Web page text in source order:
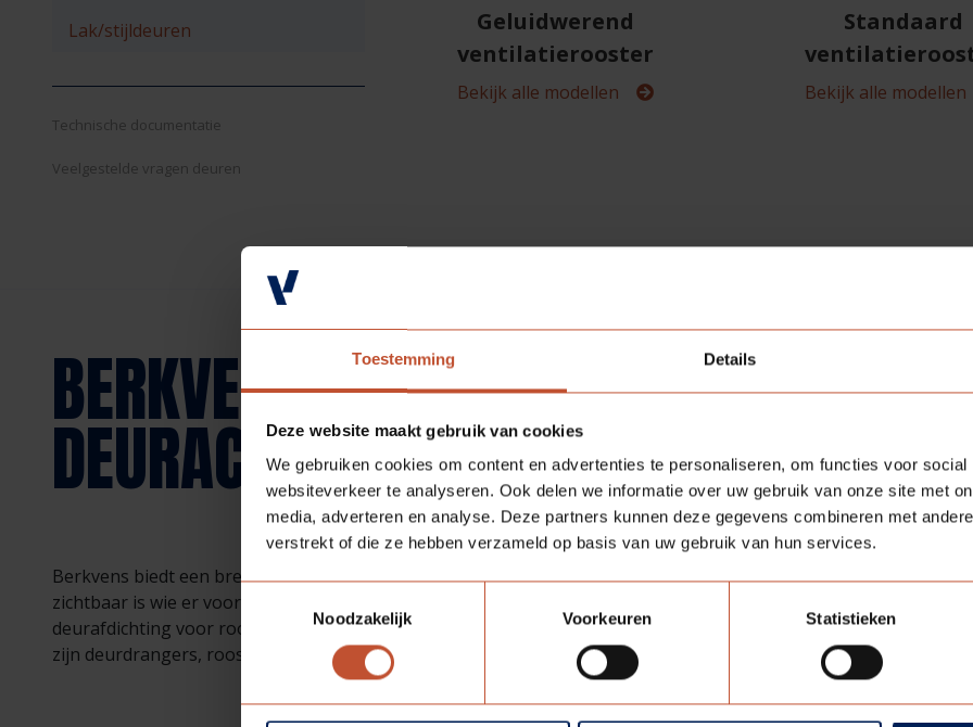
Toestemming Details
Deze website maakt gebruik van cookies
We gebruiken cookies om content en advertenties te personaliseren, om functies voor
websiteverkeer te analyseren. Ook delen we informatie over uw gebruik van onze site met
media, adverteren en analyse. Deze partners kunnen deze gegevens combineren met
verstrekt of die ze hebben verzameld op basis van uw gebruik van hun services.
Noodzakelijk
Voorkeuren Statistieken
Lak/stijldeuren
Technische documentatie
Veelgestelde vragen deuren
Geluidwerend
ventilatierooster
Bekijk alle modellen
Standaard
Bekijk alle modellen
BERKVENS BIEDT BREED
DEURACCESSOIRES
Berkvens biedt een breed aanbod van diverse deuraccessoires voor de woningbouw als utiliteitsbouw.
zichtbaar is wie er voor de deur staat, deze is ten behoeve van inpandige woningtoegangsdeuren. Ook in het
deurafdichting voor rook-, tocht, brand en geluidwerende deuren. Verder biedt Berkvens de keuze uit diverse
zijn deurdrangers, roosters, sloten, scharnieren en diverse andere accessoires te vinden in het assortiment van